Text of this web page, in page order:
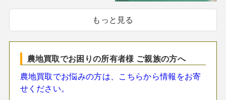
もっと見る
農地買取でお困りの所有者様 ご親族の方へ
農地買取でお悩みの方は、こちらから情報をお寄
せください。